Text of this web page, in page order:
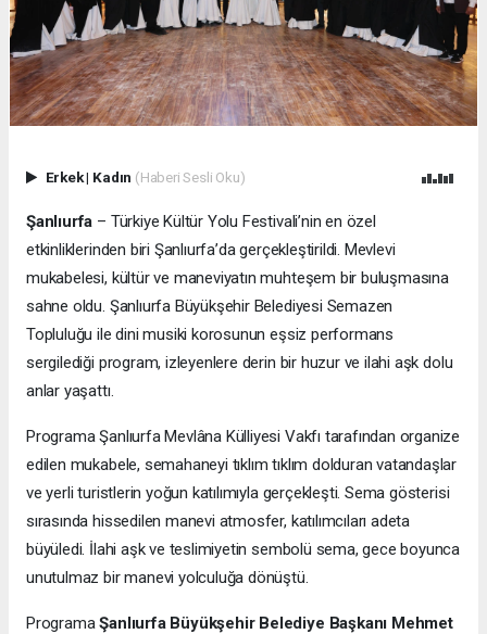
Erkek| Kadın (Haberi Sesli Oku)
Şanlıurfa – Türkiye Kültür Yolu Festivali’nin en özel
etkinliklerinden biri Şanlıurfa’da gerçekleştirildi. Mevlevi
mukabelesi, kültür ve maneviyatın muhteşem bir buluşmasına
sahne oldu. Şanlıurfa Büyükşehir Belediyesi Semazen
Topluluğu ile dini musiki korosunun eşsiz performans
sergilediği program, izleyenlere derin bir huzur ve ilahi aşk dolu
anlar yaşattı.
ProgramaŞanlıurfa Mevlâna Külliyesi Vakfı tarafından organize
edilen mukabele, semahaneyi tıklım tıklım dolduran vatandaşlar
ve yerli turistlerin yoğun katılımıyla gerçekleşti. Sema gösterisi
sırasında hissedilen manevi atmosfer, katılımcıları adeta
büyüledi. İlahi aşk ve teslimiyetin sembolü sema, gece boyunca
unutulmaz bir manevi yolculuğa dönüştü.
ProgramaŞanlıurfa Büyükşehir Belediye Başkanı Mehmet